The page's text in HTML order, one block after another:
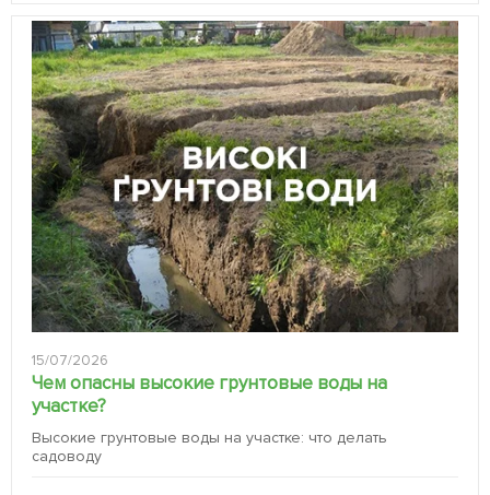
15/07/2026
Чем опасны высокие грунтовые воды на
участке?
Высокие грунтовые воды на участке: что делать
садоводу